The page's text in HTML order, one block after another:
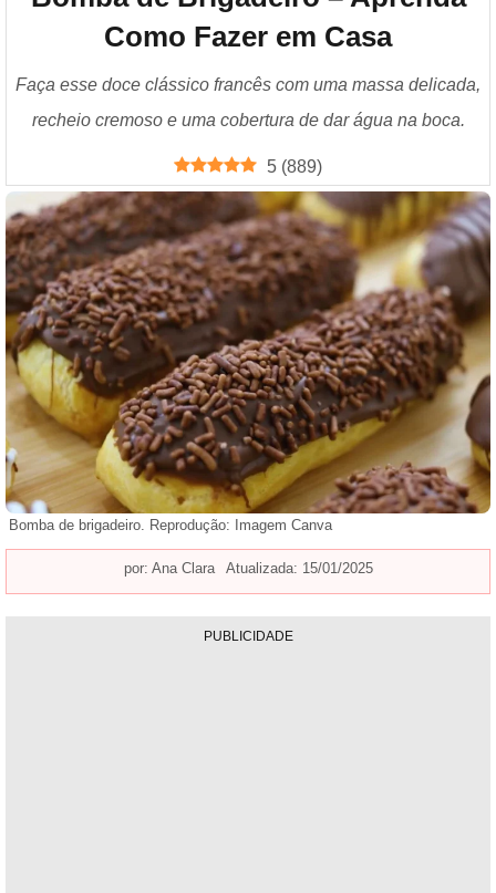
Como Fazer em Casa
Faça esse doce clássico francês com uma massa delicada,
recheio cremoso e uma cobertura de dar água na boca.
5 (889)
Bomba de brigadeiro. Reprodução: Imagem Canva
por: Ana Clara Atualizada: 15/01/2025
PUBLICIDADE